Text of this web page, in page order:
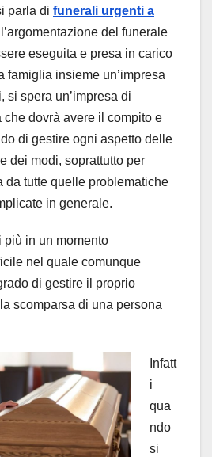
parla di funerali urgenti a
del funerale
eseguita e presa in carico
famiglia insieme un’impresa
si spera un’impresa di
dovrà avere il compito e
di gestire ogni aspetto delle
dei modi, soprattutto per
da tutte quelle problematiche
in generale.
più in un momento
nel quale comunque
di gestire il proprio
scomparsa di una persona
Infatt
i
qua
ndo
si